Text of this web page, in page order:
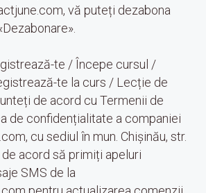
vă puteți dezabona
te / Începe cursul /
te la curs / Lecție de
de acord cu Termenii de
de confidențialitate a companiei
cu sediul în mun. Chișinău, str.
acord să primiți apeluri
SMS de la
drepturile rezervate.
și condiții
de ofertă